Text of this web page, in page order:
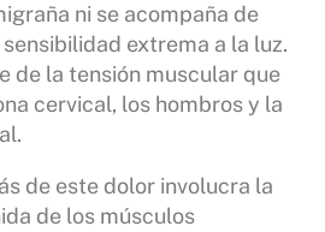
ni se acompaña de
extrema a la luz.
de la tensión muscular que
cervical, los hombros y la
de este dolor involucra la
de los músculos